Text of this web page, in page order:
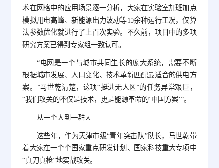
术在网格中的应用场景逐一分析，大家在实验室加班加点
模拟用电高峰、新能源出力波动等10余种运行工况，仅算
法参数优化就进行了上百次实验。不久前，项目中的多项
研究方案已得到专家组一致认可。
“电网是一个与城市共同生长的庞大系统，需要不断
根据城市发展、人口变化、技术革新匹配最适合的供电方
案。”马世乾清楚，这项“挺进无人区”的任务异常艰巨，
“我们攻关的不仅是技术，更是能源革命的‘中国方案’”。
从一个人到一群人
这些年，作为天津市级“青年突击队”队长，马世乾带
着大家在一个个国家重点研发计划、国家科技重大专项中
“真刀真枪”地实战攻关。